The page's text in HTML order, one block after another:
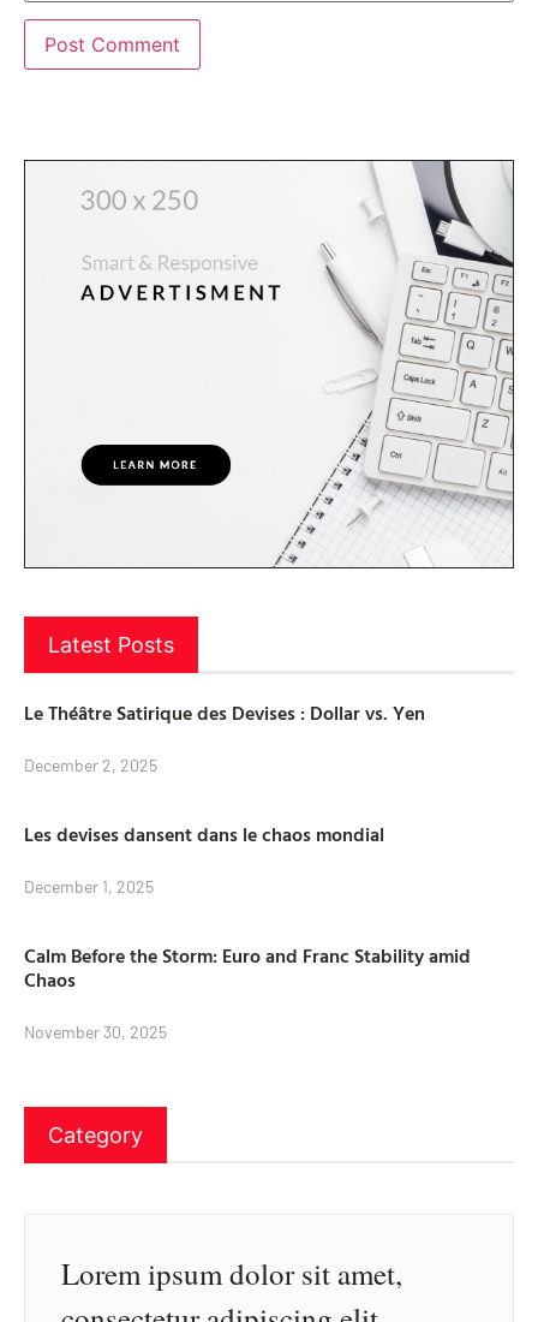
Latest Posts
Le Théâtre Satirique des Devises : Dollar vs. Yen
December 2, 2025
Les devises dansent dans le chaos mondial
December 1, 2025
Calm Before the Storm: Euro and Franc Stability amid
Chaos
November 30, 2025
Category
Lorem ipsum dolor sit amet,